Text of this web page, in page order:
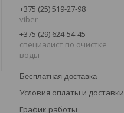
+375 (25) 519-27-98
viber
+375 (29) 624-54-45
специалист по очистке
воды
Бесплатная доставка
Условия оплаты и доставки
График работы